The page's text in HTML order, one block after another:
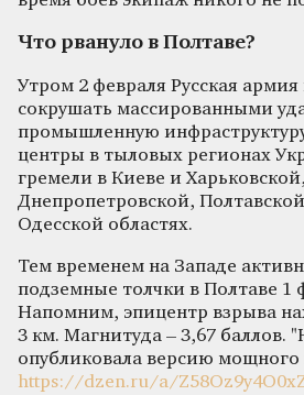
Что рвануло в Полтаве?
Утром 2 февраля Русская
сокрушать массированными
промышленную
центры в тыловых регионах
гремели в Киеве и
Днепропетровской,
Одесской областях.
Тем временем на Западе
подземные толчки в Полтаве 1
Напомним, эпицентр взрыва
3 км. Магнитуда – 3,67 баллов.
опубликовала версию мощного
https://dzen.ru/a/